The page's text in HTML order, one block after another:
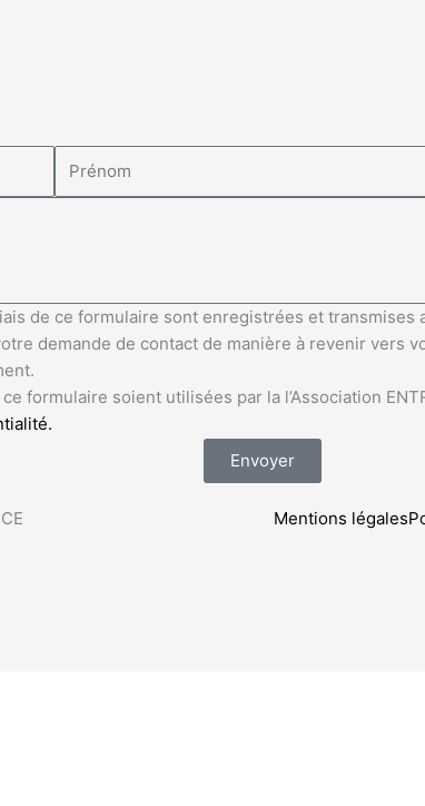
de ce formulaire sont enregistrées et transmises
demande de contact de manière à revenir vers
formulaire soient utilisées par la l’Association
Envoyer
Mentions légales